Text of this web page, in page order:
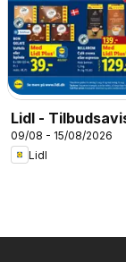
Lidl -
09/08 - 15/08/2026
Lidl